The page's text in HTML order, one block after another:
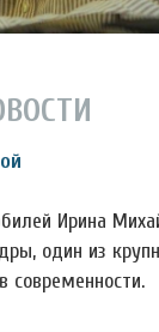
Ирина
один из
современности.